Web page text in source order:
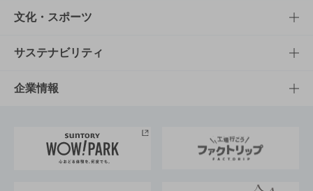
商品一覧
商品発売情報
栄養成分一覧
知る・楽しむTOP
キャンペーン
工場見学
地域情報
文化・スポーツ
文化・スポーツTOP
サントリーホール
サントリーサンバーズ大阪
サステナビリティ
サステナビリティTOP
サントリーが考えるサステナビリティ経営
企業情報
企業概要